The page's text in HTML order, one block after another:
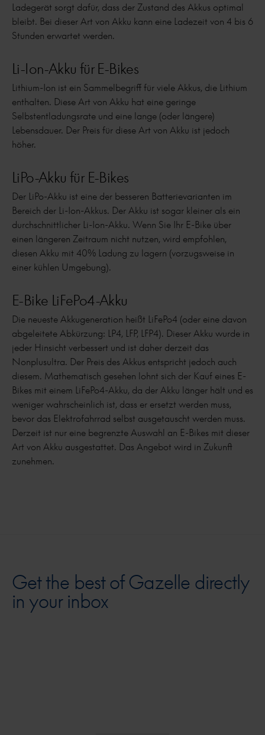
Ladegerät sorgt dafür, dass der Zustand des Akkus optimal
bleibt. Bei dieser Art von Akku kann eine Ladezeit von 4 bis 6
Stunden erwartet werden.
Li-Ion-Akku für E-Bikes
Lithium-Ion ist ein Sammelbegriff für viele Akkus, die Lithium
enthalten. Diese Art von Akku hat eine geringe
Selbstentladungsrate und eine lange (oder längere)
Lebensdauer. Der Preis für diese Art von Akku ist jedoch
höher.
LiPo-Akku für E-Bikes
Der LiPo-Akku ist eine der besseren Batterievarianten im
Bereich der Li-Ion-Akkus. Der Akku ist sogar kleiner als ein
durchschnittlicher Li-Ion-Akku. Wenn Sie Ihr E-Bike über
einen längeren Zeitraum nicht nutzen, wird empfohlen,
diesen Akku mit 40% Ladung zu lagern (vorzugsweise in
einer kühlen Umgebung).
E-Bike LiFePo4-Akku
Die neueste Akkugeneration heißt LiFePo4 (oder eine davon
abgeleitete Abkürzung: LP4, LFP, LFP4). Dieser Akku wurde in
jeder Hinsicht verbessert und ist daher derzeit das
Nonplusultra. Der Preis des Akkus entspricht jedoch auch
diesem. Mathematisch gesehen lohnt sich der Kauf eines E-
Bikes mit einem LiFePo4-Akku, da der Akku länger hält und es
weniger wahrscheinlich ist, dass er ersetzt werden muss,
bevor das Elektrofahrrad selbst ausgetauscht werden muss.
Derzeit ist nur eine begrenzte Auswahl an E-Bikes mit dieser
Art von Akku ausgestattet. Das Angebot wird in Zukunft
zunehmen.
Get the best of Gazelle directly
in your inbox